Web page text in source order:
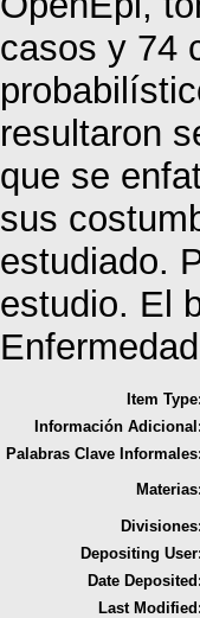
casos y 74
resultaron
que se
sus
estudiado.
estudio. El
Item Type:
Información Adicional:
Palabras Clave Informales:
Materias:
Divisiones:
Depositing User:
Date Deposited:
Last Modified: